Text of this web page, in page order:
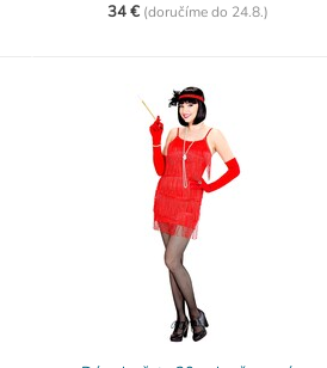
34 € (doručíme do 24.8.)